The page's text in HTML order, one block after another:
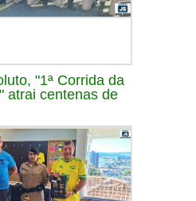
"1ª Corrida da
atrai centenas de